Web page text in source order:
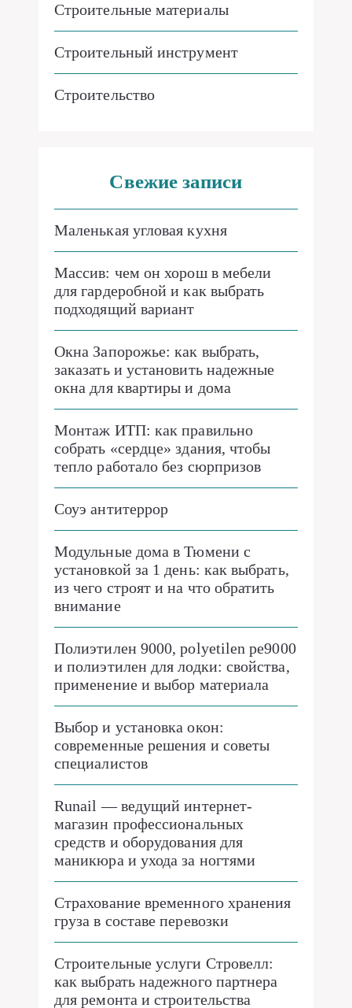
Строительные материалы
Строительный инструмент
Строительство
Свежие записи
Маленькая угловая кухня
Массив: чем он хорош в мебели
для гардеробной и как выбрать
подходящий вариант
Окна Запорожье: как выбрать,
заказать и установить надежные
окна для квартиры и дома
Монтаж ИТП: как правильно
собрать «сердце» здания, чтобы
тепло работало без сюрпризов
Соуэ антитеррор
Модульные дома в Тюмени с
установкой за 1 день: как выбрать,
из чего строят и на что обратить
внимание
Полиэтилен 9000, polyetilen pe9000
и полиэтилен для лодки: свойства,
применение и выбор материала
Выбор и установка окон:
современные решения и советы
специалистов
Runail — ведущий интернет-
магазин профессиональных
средств и оборудования для
маникюра и ухода за ногтями
Страхование временного хранения
груза в составе перевозки
Строительные услуги Стровелл:
как выбрать надежного партнера
для ремонта и строительства